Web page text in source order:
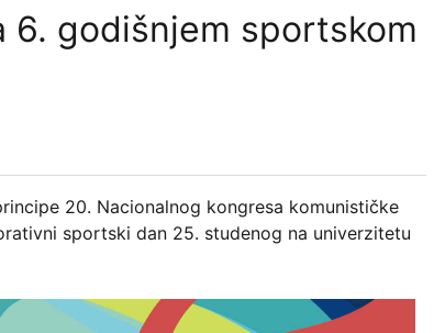
6. godišnjem sportskom
20. Nacionalnog kongresa komunističke
sportski dan 25. studenog na univerzitetu